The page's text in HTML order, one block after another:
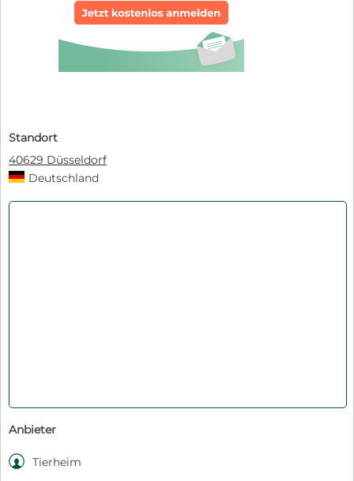
Standort
40629 Düsseldorf
Deutschland
Anbieter
 Tierheim